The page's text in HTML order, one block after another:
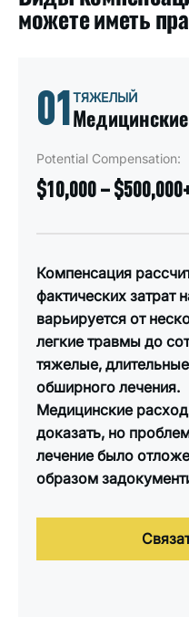
можете иметь
01ТЯЖЕЛЫЙ
Potential Compensation:
$10,000 –
Компенсация
фактических затрат
варьируется от
легкие травмы до
тяжелые,
обширного лечения.
Медицинские
доказать, но
лечение было
образом